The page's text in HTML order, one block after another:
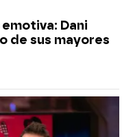
Dani
de sus mayores